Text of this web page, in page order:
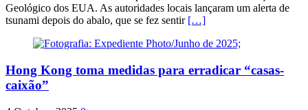
Geológico dos EUA. As autoridades locais lançaram um alerta de
tsunami depois do abalo, que se fez sentir […]
Hong Kong toma medidas para erradicar “casas-
caixão”